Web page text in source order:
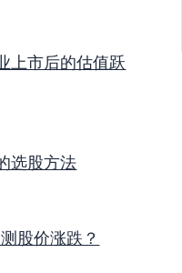
上市后的估值跃
选股方法
股价涨跌？